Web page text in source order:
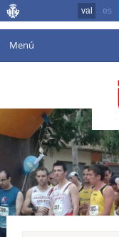
val es
Menú
Agenda
Instal·lacions
Comunicació
València en esport